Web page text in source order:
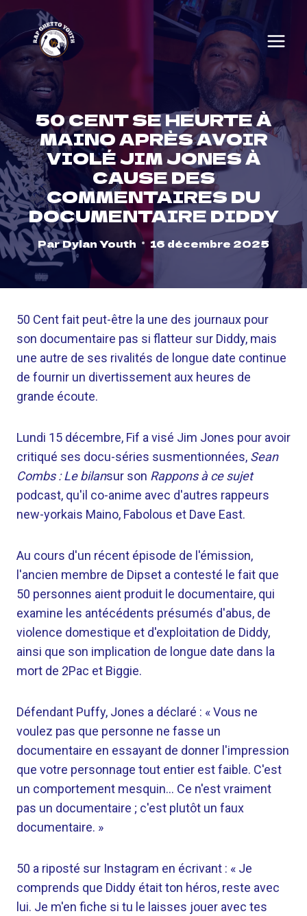
Skip
content
50 CENT SE HEURTE À
MAINO APRÈS AVOIR
VIOLÉ JIM JONES À
CAUSE DES
COMMENTAIRES DU
DOCUMENTAIRE DIDDY
ParDylan Youth 16 décembre 2025
50 Cent fait peut-être la une des journaux pour
son documentaire pas si flatteur sur Diddy, mais
une autre de ses rivalités de longue date continue
de fournir un divertissement aux heures de
grande écoute.
Lundi 15 décembre, Fif a visé Jim Jones pour avoir
critiqué ses docu-séries susmentionnées, Sean
Combs : Le bilansur son Rappons à ce sujet
podcast, qu'il co-anime avec d'autres rappeurs
new-yorkais Maino, Fabolous et Dave East.
Au cours d'un récent épisode de l'émission,
l'ancien membre de Dipset a contesté le fait que
50 personnes aient produit le documentaire, qui
examine les antécédents présumés d'abus, de
violence domestique et d'exploitation de Diddy,
ainsi que son implication de longue date dans la
mort de 2Pac et Biggie.
Défendant Puffy, Jones a déclaré : « Vous ne
voulez pas que personne ne fasse un
documentaire en essayant de donner l'impression
que votre personnage tout entier est faible. C'est
un comportement mesquin… Ce n'est vraiment
pas un documentaire ; c'est plutôt un faux
documentaire. »
50 a riposté sur Instagram en écrivant : « Je
comprends que Diddy était ton héros, reste avec
lui. Je m'en fiche si tu le laisses jouer avec tes